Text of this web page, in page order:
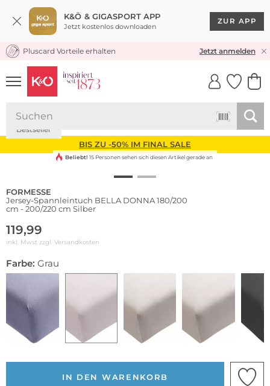
K&Ö & GIGASPORT APP
Jetzt kostenlos downloaden
ZUR APP
KOSTENLOSER VERSAND* & RÜCKVERSAND
Pluscard Vorteile erhalten Jetzt anmelden
UNSERE APP
CLICK &
BIS ZU -50% IM FINAL SALE
Bestseller
Beliebt! 15 Personen sehen sich diesen Artikel gerade an
FORMESSE
Jersey-Spannleintuch BELLA DONNA 180/200
cm - 200/220 cm Silber
119,99
inkl. Mwst zzgl. Versandkosten
Farbe: Grau
IN DEN WARENKORB